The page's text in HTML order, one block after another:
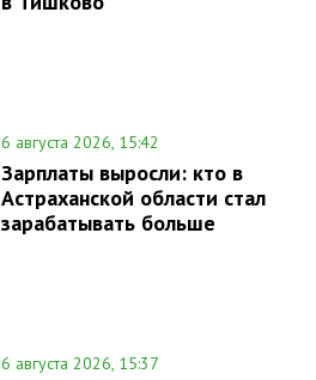
6 августа 2026, 15:42
Зарплаты выросли: кто в
Астраханской области стал
зарабатывать больше
6 августа 2026, 15:37